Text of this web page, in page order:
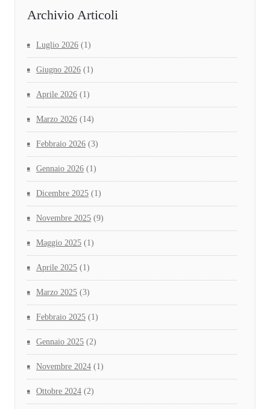
Archivio Articoli
Luglio 2026 (1)
Giugno 2026 (1)
Aprile 2026 (1)
Marzo 2026 (14)
Febbraio 2026 (3)
Gennaio 2026 (1)
Dicembre 2025 (1)
Novembre 2025 (9)
Maggio 2025 (1)
Aprile 2025 (1)
Marzo 2025 (3)
Febbraio 2025 (1)
Gennaio 2025 (2)
Novembre 2024 (1)
Ottobre 2024 (2)